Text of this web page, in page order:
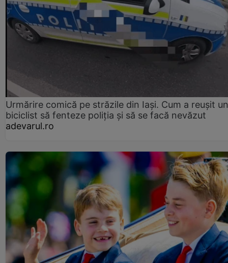
Urmărire comică pe străzile din Iași. Cum a reușit un
biciclist să fenteze poliția și să se facă nevăzut
adevarul.ro